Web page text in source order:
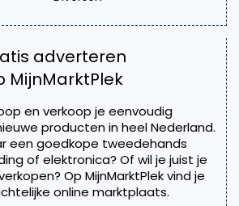
adverteren
MijnMarktPlek
en verkoop je eenvoudig
producten in heel Nederland.
een goedkope tweedehands
of elektronica? Of wil je juist je
Op MijnMarktPlek vind je
online marktplaats.